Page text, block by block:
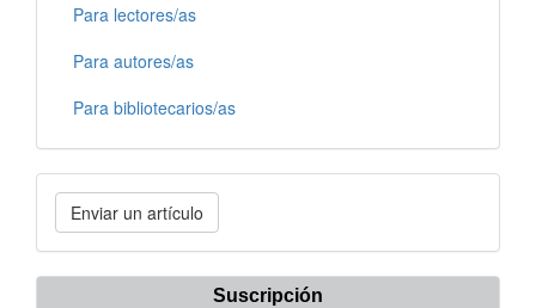
Para lectores/as
Para autores/as
Para bibliotecarios/as
Enviar
un
artículo
Enviar un artículo
Suscripción